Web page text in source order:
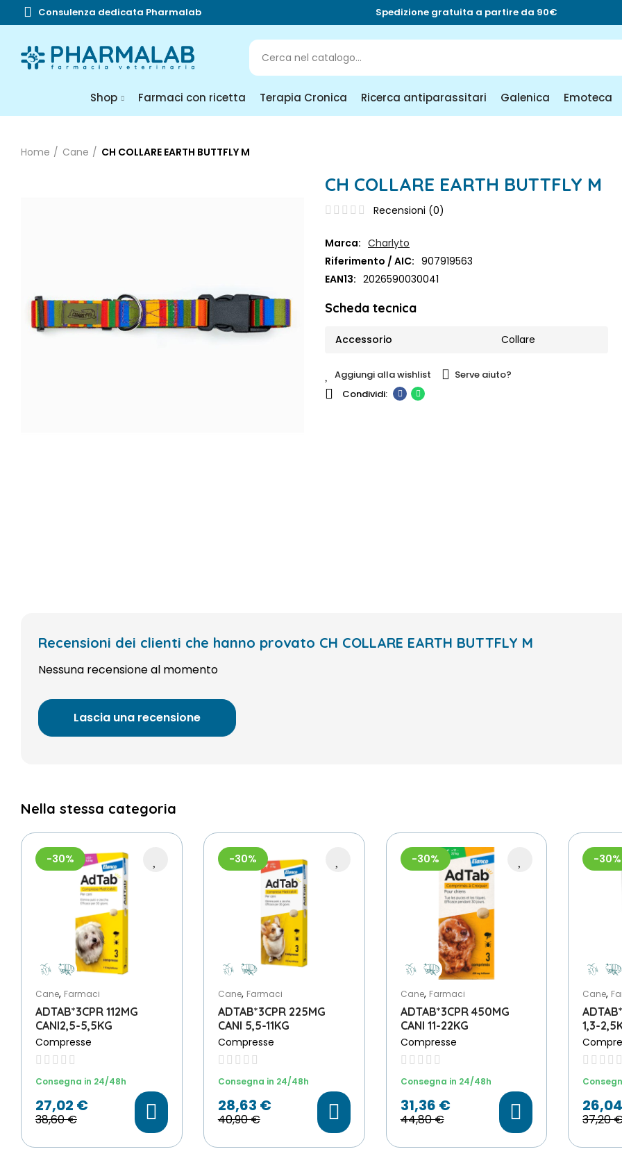
Consulenza dedicata Pharmalab Spedizione gratuita a partire da 90€
Shop Farmaci con ricetta Terapia Cronica Ricerca antiparassitari Galenica Emoteca
Home Cane CH COLLARE EARTH BUTTFLY M
CH COLLARE EARTH BUTTFLY M
Recensioni (0)
Marca: Charlyto
Riferimento / AIC: 907919563
EAN13: 2026590030041
Scheda tecnica
Accessorio Collare
Aggiungi alla wishlist Serve aiuto?
Recensioni dei clienti che hanno provato CH COLLARE EARTH BUTTFLY M
Nessuna recensione al momento
Lascia una recensione
Nella stessa categoria
-30%
Cane, Farmaci
ADTAB*3CPR 112MG
CANI2,5-5,5KG
Compresse
Consegna in 24/48h
38,60 €
27,02 €
-30%
Cane, Farmaci
ADTAB*3CPR 225MG
CANI 5,5-11KG
Compresse
Consegna in 24/48h
40,90 €
28,63 €
-30%
Cane, Farmaci
ADTAB*3CPR 450MG
CANI 11-22KG
Compresse
Consegna in 24/48h
44,80 €
31,36 €
-30%
Cane,
1,3-
37,20